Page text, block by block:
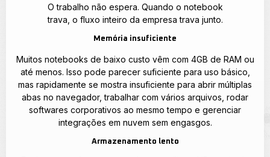
O trabalho não espera. Quando o notebook
trava, o fluxo inteiro da empresa trava junto.
Memória insuficiente
Muitos notebooks de baixo custo vêm com 4GB de RAM ou
até menos. Isso pode parecer suficiente para uso básico,
mas rapidamente se mostra insuficiente para abrir múltiplas
abas no navegador, trabalhar com vários arquivos, rodar
softwares corporativos ao mesmo tempo e gerenciar
integrações em nuvem sem engasgos.
Armazenamento lento